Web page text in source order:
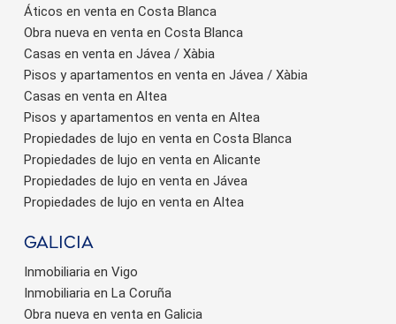
Áticos en venta en Costa Blanca
Obra nueva en venta en Costa Blanca
Casas en venta en Jávea / Xàbia
Pisos y apartamentos en venta en Jávea / Xàbia
Casas en venta en Altea
Pisos y apartamentos en venta en Altea
Propiedades de lujo en venta en Costa Blanca
Propiedades de lujo en venta en Alicante
Propiedades de lujo en venta en Jávea
Propiedades de lujo en venta en Altea
Galicia
Inmobiliaria en Vigo
Inmobiliaria en La Coruña
Obra nueva en venta en Galicia